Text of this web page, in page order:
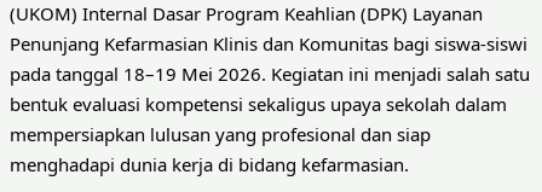
(UKOM) Internal Dasar Program Keahlian (DPK) Layanan
Penunjang Kefarmasian Klinis dan Komunitas bagi siswa-siswi
pada tanggal 18–19 Mei 2026. Kegiatan ini menjadi salah satu
bentuk evaluasi kompetensi sekaligus upaya sekolah dalam
mempersiapkan lulusan yang profesional dan siap
menghadapi dunia kerja di bidang kefarmasian.